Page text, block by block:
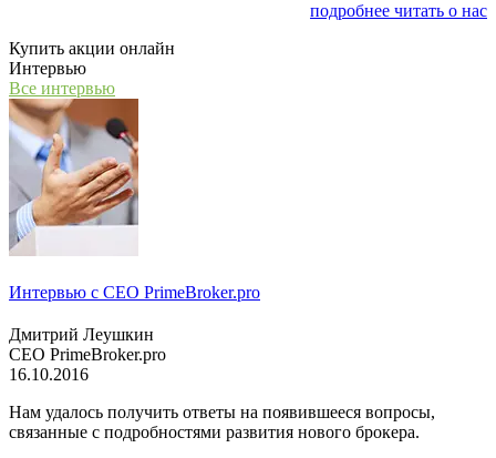
подробнее читать о нас
Купить акции онлайн
Интервью
Все интервью
Интервью с СЕО PrimeBroker.pro
Дмитрий Леушкин
СЕО PrimeBroker.pro
16.10.2016
Нам удалось получить ответы на появившееся вопросы,
связанные с подробностями развития нового брокера.